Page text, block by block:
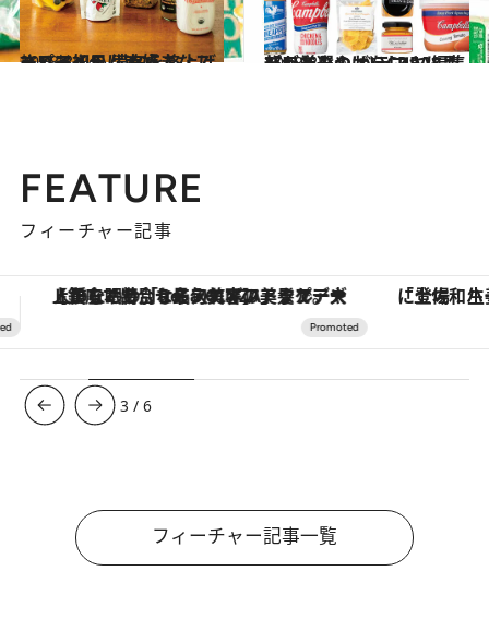
2018.8.14
ハワイ初日は大好きなスーパーへ！ 滞在を格上げするアイテム28点
旅＆お出かけ 2018.8.9
ハワイみやげをCREA編集部が厳選！ バラマキにもぴったりのおいしい28品
旅＆お出かけ
FEATURE
フィーチャー記事
「土佐和ハーブかき氷」がOMO7高知に登場！生姜、山椒、大葉など目にも舌にも涼を呼ぶ郷土の味
3 /6
フィーチャー記事一覧